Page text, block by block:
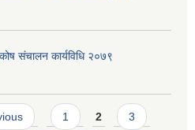
संचालन कार्यविधि २०७९
1 2 3